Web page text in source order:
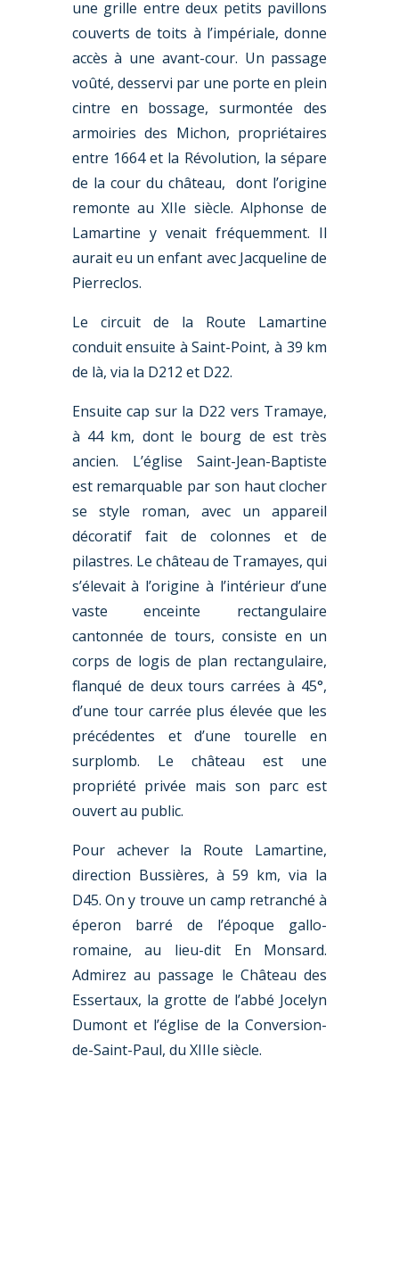
une grille entre deux petits pavillons
couverts de toits à l’impériale, donne
accès à une avant-cour. Un passage
voûté, desservi par une porte en plein
cintre en bossage, surmontée des
armoiries des Michon, propriétaires
entre 1664 et la Révolution, la sépare
de la cour du château, dont l’origine
remonte au XIIe siècle. Alphonse de
Lamartine y venait fréquemment. Il
aurait eu un enfant avec Jacqueline de
Pierreclos.
Le circuit de la Route Lamartine
conduit ensuite à Saint-Point, à 39 km
de là, via la D212 et D22.
Ensuite cap sur la D22 vers Tramaye,
à 44 km, dont le bourg de est très
ancien. L’église Saint-Jean-Baptiste
est remarquable par son haut clocher
se style roman, avec un appareil
décoratif fait de colonnes et de
pilastres. Le château de Tramayes, qui
s’élevait à l’origine à l’intérieur d’une
vaste enceinte rectangulaire
cantonnée de tours, consiste en un
corps de logis de plan rectangulaire,
flanqué de deux tours carrées à 45°,
d’une tour carrée plus élevée que les
précédentes et d’une tourelle en
surplomb. Le château est une
propriété privée mais son parc est
ouvert au public.
Pour achever la Route Lamartine,
direction Bussières, à 59 km, via la
D45. On y trouve un camp retranché à
éperon barré de l’époque gallo-
romaine, au lieu-dit En Monsard.
Admirez au passage le Château des
Essertaux, la grotte de l’abbé Jocelyn
Dumont et l’église de la Conversion-
de-Saint-Paul, du XIIIe siècle.